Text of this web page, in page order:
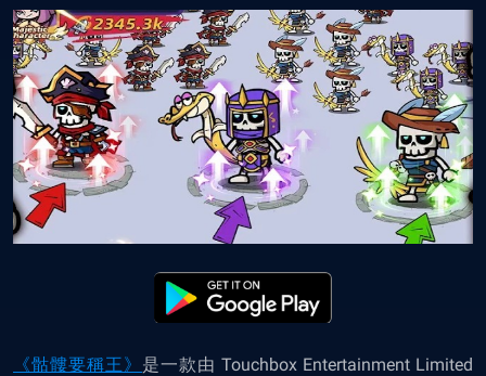
《骷髏要稱王》 是一款由 Touchbox Entertainment Limited